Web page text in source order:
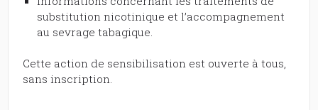
substitution nicotinique et l’accompagnement
au sevrage tabagique.
Cette action de sensibilisation est ouverte à tous,
sans inscription.